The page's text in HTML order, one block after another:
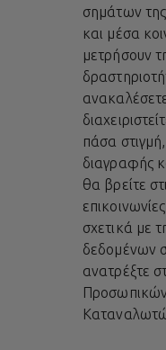
σημάτων
και μέσα
μετρήσουν
πάσα
διαγραφής
θα βρείτε
σχετικά με
δεδομένων
ανατρέξτε